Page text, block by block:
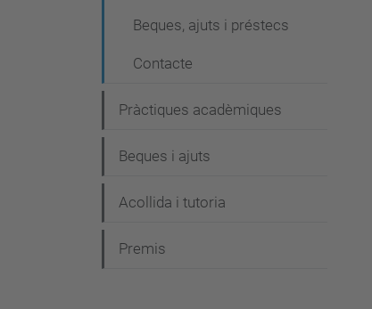
Beques, ajuts i préstecs
Contacte
Pràctiques acadèmiques
Beques i ajuts
Acollida i tutoria
Premis